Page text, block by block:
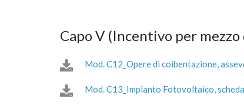
Capo V (Incentivo per
Mod. C12_Opere di coibentazione,
Mod. C13_Impianto Fotovoltaico,